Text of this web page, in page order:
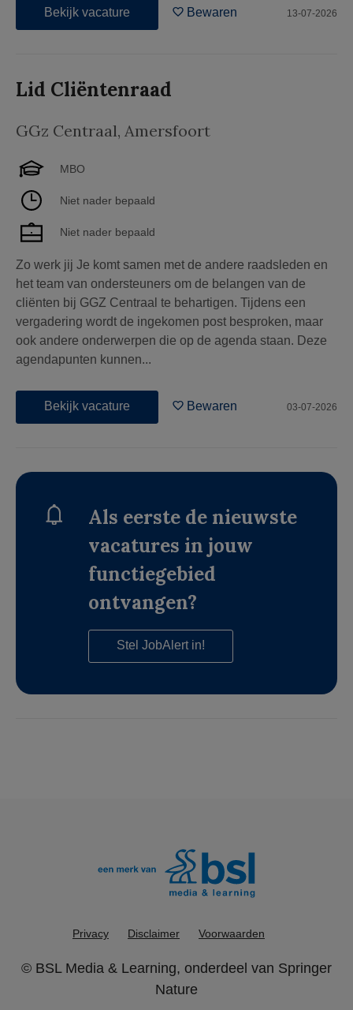
Bekijk vacature Bewaren 13-07-2026
Lid Cliëntenraad
GGz Centraal, Amersfoort
MBO
Niet nader bepaald
Niet nader bepaald
Zo werk jij Je komt samen met de andere raadsleden en
het team van ondersteuners om de belangen van de
cliënten bij GGZ Centraal te behartigen. Tijdens een
vergadering wordt de ingekomen post besproken, maar
ook andere onderwerpen die op de agenda staan. Deze
agendapunten kunnen...
Bekijk vacature Bewaren 03-07-2026
Als eerste de nieuwste
vacatures in jouw
functiegebied
ontvangen?
Stel JobAlert in!
Privacy Disclaimer Voorwaarden
© BSL Media & Learning, onderdeel van Springer
Nature